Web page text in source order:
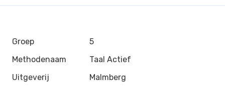
Groep
5
Methodenaam
Taal Actief
Uitgeverij
Malmberg